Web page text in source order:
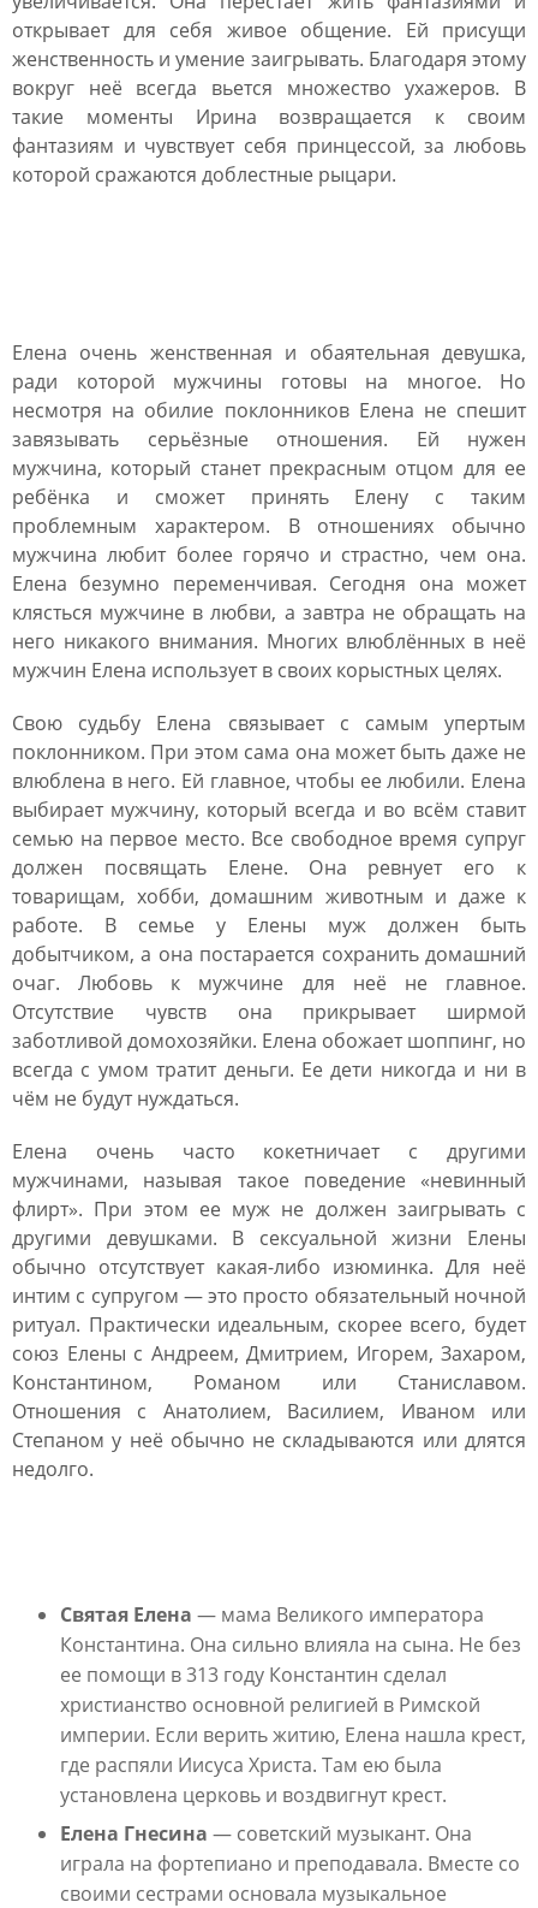
открывает для себя живое общение. Ей присущи
женственность и умение заигрывать. Благодаря этому
вокруг неё всегда вьется множество ухажеров. В
такие моменты Ирина возвращается к своим
фантазиям и чувствует себя принцессой, за любовь
которой сражаются доблестные рыцари.
Елена очень женственная и обаятельная девушка,
ради которой мужчины готовы на многое. Но
несмотря на обилие поклонников Елена не спешит
завязывать серьёзные отношения. Ей нужен
мужчина, который станет прекрасным отцом для ее
ребёнка и сможет принять Елену с таким
проблемным характером. В отношениях обычно
мужчина любит более горячо и страстно, чем она.
Елена безумно переменчивая. Сегодня она может
клясться мужчине в любви, а завтра не обращать на
него никакого внимания. Многих влюблённых в неё
мужчин Елена использует в своих корыстных целях.
Свою судьбу Елена связывает с самым упертым
поклонником. При этом сама она может быть даже не
влюблена в него. Ей главное, чтобы ее любили. Елена
выбирает мужчину, который всегда и во всём ставит
семью на первое место. Все свободное время супруг
должен посвящать Елене. Она ревнует его к
товарищам, хобби, домашним животным и даже к
работе. В семье у Елены муж должен быть
добытчиком, а она постарается сохранить домашний
очаг. Любовь к мужчине для неё не главное.
Отсутствие чувств она прикрывает ширмой
заботливой домохозяйки. Елена обожает шоппинг, но
всегда с умом тратит деньги. Ее дети никогда и ни в
чём не будут нуждаться.
Елена очень часто кокетничает с другими
мужчинами, называя такое поведение «невинный
флирт». При этом ее муж не должен заигрывать с
другими девушками. В сексуальной жизни Елены
обычно отсутствует какая-либо изюминка. Для неё
интим с супругом — это просто обязательный ночной
ритуал. Практически идеальным, скорее всего, будет
союз Елены с Андреем, Дмитрием, Игорем, Захаром,
Константином, Романом или Станиславом.
Отношения с Анатолием, Василием, Иваном или
Степаном у неё обычно не складываются или длятся
недолго.
Святая Елена — мама Великого императора
Константина. Она сильно влияла на сына. Не без
ее помощи в 313 году Константин сделал
христианство основной религией в Римской
империи. Если верить житию, Елена нашла крест,
где распяли Иисуса Христа. Там ею была
установлена церковь и воздвигнут крест.
Елена Гнесина — советский музыкант. Она
играла на фортепиано и преподавала. Вместе со
своими сестрами основала музыкальное